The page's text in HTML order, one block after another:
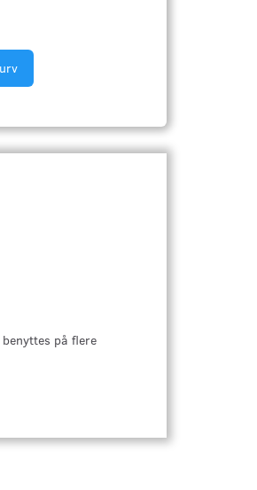
på flere